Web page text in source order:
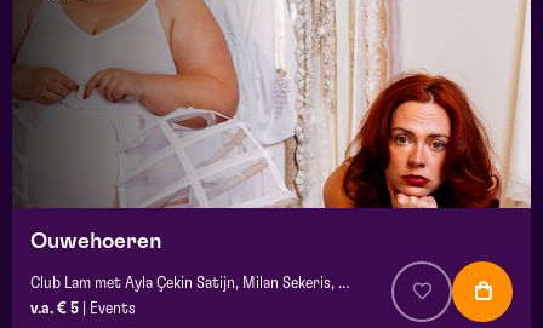
Ouwehoeren
Club Lam met Ayla Çekin Satijn, Milan Sekeris, e.a.
v.a. € 5
Events